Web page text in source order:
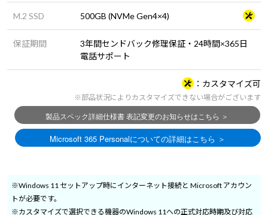
M.2 SSD 500GB (NVMe Gen4×4)
保証期間
3年間センドバック修理保証・24時間×365日
電話サポート
カスタマイズ可
※部品状況によりカスタマイズできない場合がございます
※Windows 11 セットアップ時にインターネット接続と Microsoft アカウン
トが必要です。
※カスタマイズで選択できる機器のWindows 11への正式対応時期及び対応